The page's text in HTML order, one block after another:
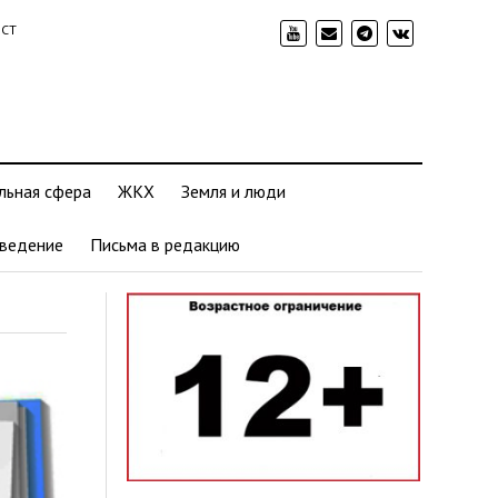
сфера ЖКХ Земля и люди
Письма в редакцию